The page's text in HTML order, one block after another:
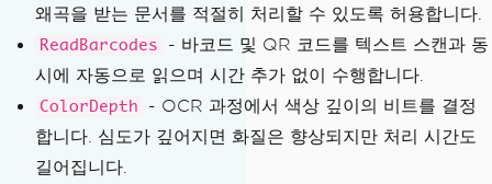
왜곡을 받는 문서를 적절히 처리할 수 있도록 허용합니다.
ReadBarcodes
- 바코드 및 QR 코드를 텍스트 스캔과 동
시에 자동으로 읽으며 시간 추가 없이 수행합니다.
ColorDepth
- OCR 과정에서 색상 깊이의 비트를 결정
합니다. 심도가 깊어지면 화질은 향상되지만 처리 시간도
길어집니다.